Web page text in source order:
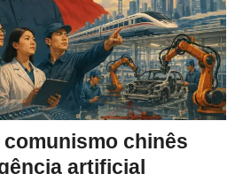
chinês
artificial